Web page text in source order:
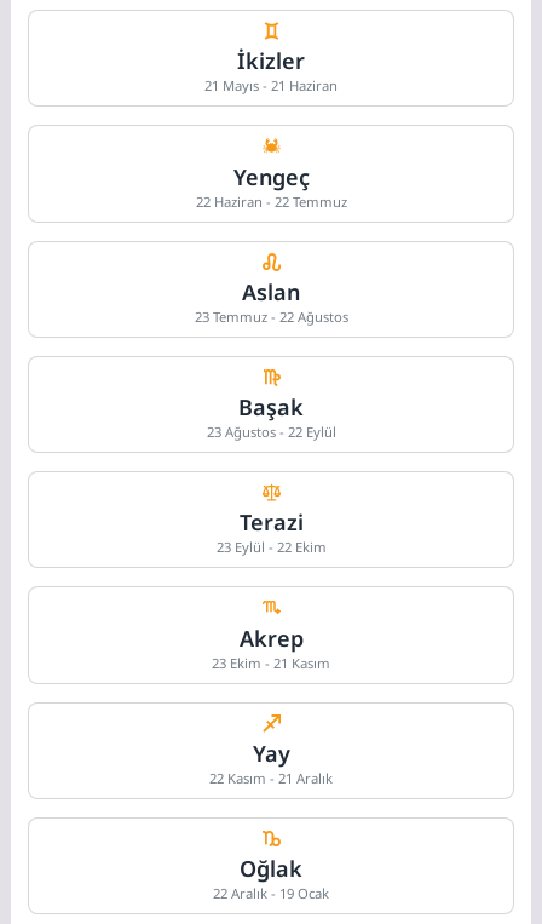
İkizler
21 Mayıs - 21 Haziran
Yengeç
22 Haziran - 22 Temmuz
Aslan
23 Temmuz - 22 Ağustos
Başak
23 Ağustos - 22 Eylül
Terazi
23 Eylül - 22 Ekim
Akrep
23 Ekim - 21 Kasım
Yay
22 Kasım - 21 Aralık
Oğlak
22 Aralık - 19 Ocak